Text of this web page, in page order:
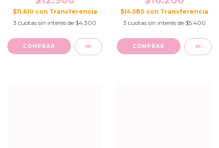
$11.610 con
3 cuotas sin interés de $4.300
$14.580 con
3 cuotas sin interés de $5.400